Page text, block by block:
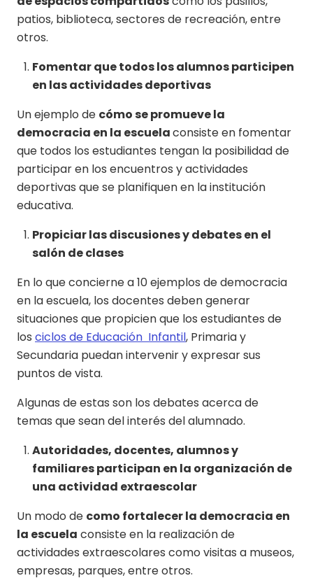
patios, biblioteca, sectores de recreación, entre
otros.
Fomentar que todos los alumnos participen
en las actividades deportivas
Un ejemplo de cómo se promueve la
democracia en la escuelaconsiste en fomentar
que todos los estudiantes tengan la posibilidad de
participar en los encuentros y actividades
deportivas que se planifiquen en la institución
educativa.
Propiciar las discusiones y debates en el
salón de clases
En lo que concierne a 10 ejemplos de democracia
en la escuela, los docentes deben generar
situaciones que propicien que los estudiantes de
los ciclos de Educación Infantil, Primaria y
Secundaria puedan intervenir y expresar sus
puntos de vista.
Algunas de estas son los debates acerca de
temas que sean del interés del alumnado.
Autoridades, docentes, alumnos y
familiares participan en la organización de
una actividad extraescolar
Un modo de como fortalecer la democracia en
la escuela consiste en la realización de
actividades extraescolares como visitas a museos,
empresas, parques, entre otros.